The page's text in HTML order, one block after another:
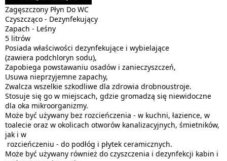
Zagęszczony Płyn Do WC
Czyszcząco - Dezynfekujący
Zapach - Leśny
5 litrów
Posiada właściwości dezynfekujące i wybielające
(zawiera podchloryn sodu),
Zapobiega powstawaniu osadów i zanieczyszczeń,
Usuwa nieprzyjemne zapachy,
Zwalcza wszelkie szkodliwe dla zdrowia drobnoustroje.
Stosuje się go w miejscach, gdzie gromadzą się niewidoczne
dla oka mikroorganizmy.
Może być używany bez rozcieńczenia - w kuchni, łazience, w
toalecie oraz w okolicach otworów kanalizacyjnych, śmietników,
jak i w
rozcieńczeniu - do podłóg i płytek ceramicznych.
Może być używany również do czyszczenia i dezynfekcji kabin i